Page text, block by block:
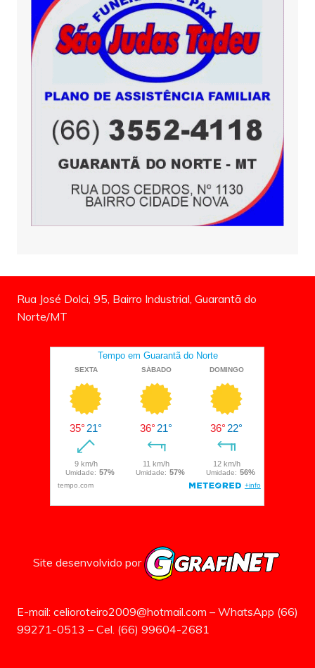
Rua José Dolci, 95, Bairro Industrial, Guarantã do
Norte/MT
Site desenvolvido por
E-mail: celioroteiro2009@hotmail.com – WhatsApp (66)
99271-0513 – Cel. (66) 99604-2681